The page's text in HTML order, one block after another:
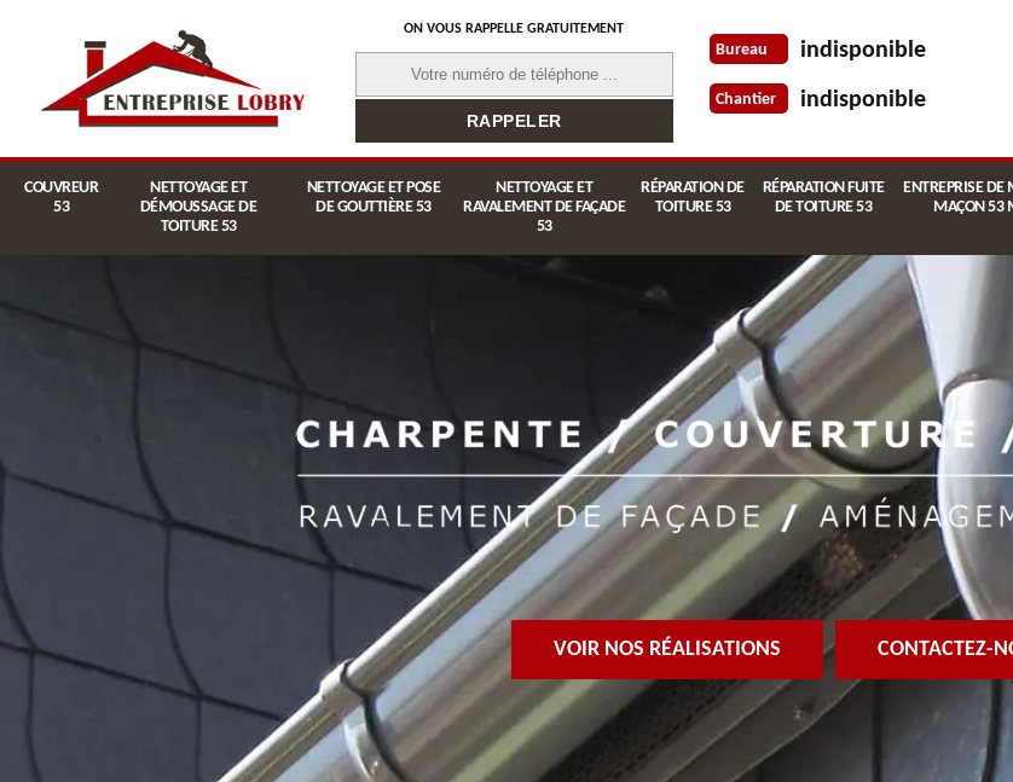
ON VOUS RAPPELLE GRATUITEMENT
Bureau indisponible
Chantier indisponible
COUVREUR
53
NETTOYAGE ET
DÉMOUSSAGE DE
TOITURE 53
NETTOYAGE ET POSE
DE GOUTTIÈRE 53
NETTOYAGE ET
RAVALEMENT DE FAÇADE
53
RÉPARATION DE
TOITURE 53
RÉPARATION FUITE
DE TOITURE 53
ENTREPRISE DE
MAÇON 53
VOIR NOS RÉALISATIONS CONTACTEZ-